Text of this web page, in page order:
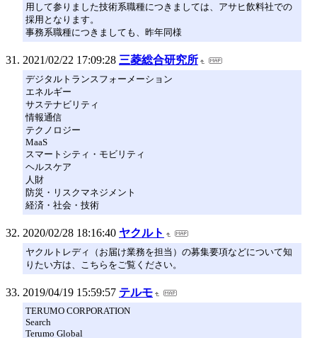
用して参りました技術系職種につきましては、アサヒ飲料社での
採用となります。
事務系職種につきましても、昨年同様
2021/02/22 17:09:28 三菱総合研究所
デジタルトランスフォーメーション
エネルギー
サステナビリティ
情報通信
テクノロジー
MaaS
スマートシティ・モビリティ
ヘルスケア
人財
防災・リスクマネジメント
経済・社会・技術
2020/02/28 18:16:40 ヤクルト
ヤクルトレディ（お届け業務を担当）の募集要項などについて知
りたい方は、こちらをご覧ください。
2019/04/19 15:59:57 テルモ
TERUMO CORPORATION
Search
Terumo Global